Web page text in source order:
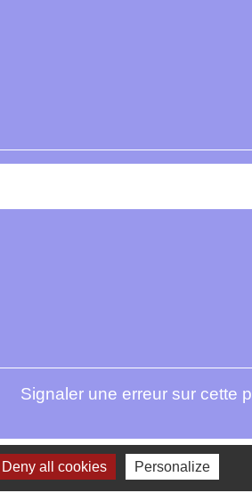
Signaler une erreur sur cette
Deny all cookies Personalize